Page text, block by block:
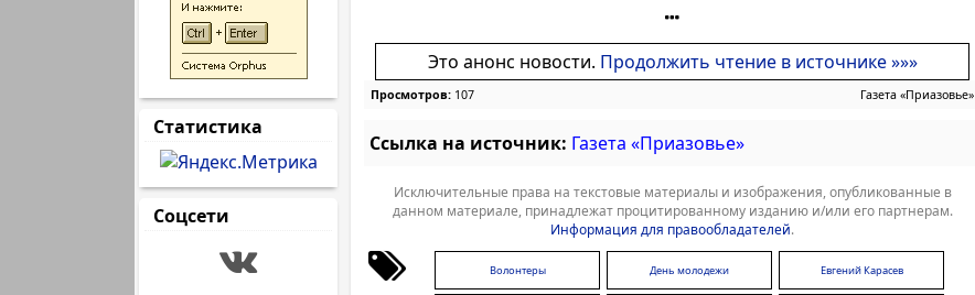
Статистика
Соцсети
Это анонс новости. Продолжить чтение в источнике »»»
Просмотров: 107 Газета «Приазовье»
Ссылка на источник: Газета «Приазовье»
Исключительные права на текстовые материалы и изображения, опубликованные в
данном материале, принадлежат процитированному изданию и/или его партнерам.
Информация для правообладателей.
Волонтеры День молодежи Евгений Карасев